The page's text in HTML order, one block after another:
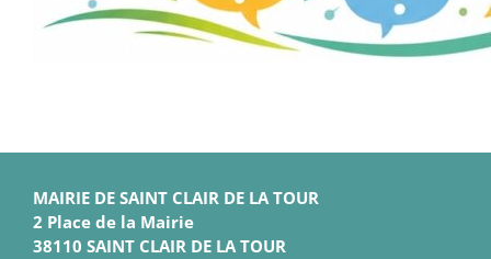
MAIRIE DE SAINT CLAIR DE LA TOUR
2 Place de la Mairie
38110 SAINT CLAIR DE LA TOUR